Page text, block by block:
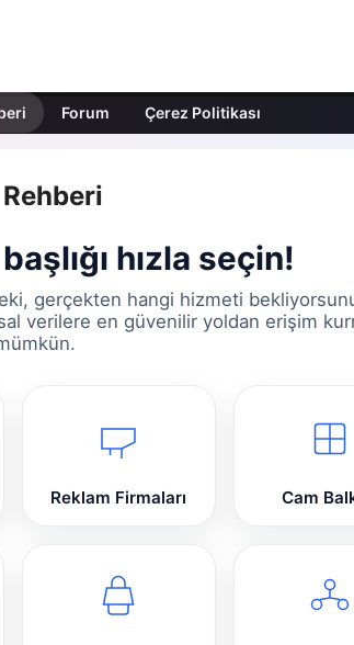
Forum Çerez Politikası
hızla seçin!
gerçekten hangi hizmeti
verilere en güvenilir yoldan erişim
Reklam Firmaları Cam